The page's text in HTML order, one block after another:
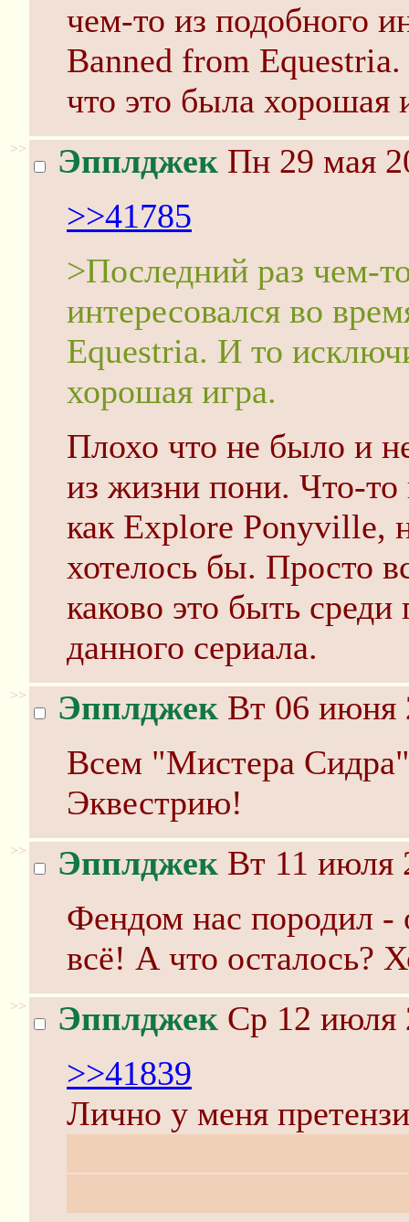
чем-то из подобного
Banned from
что это была хорошая
>> Эпплджек Пн 29 мая
>>41785
>Последний раз чем-
интересовался во
Equestria. И то
хорошая игра.
Плохо что не было и
из жизни пони. Что-то
как Explore Ponyville,
хотелось бы. Просто
каково это быть
данного сериала.
>> Эпплджек Вт 06 июня
Всем "Мистера
Эквестрию!
>> Эпплджек Вт 11 июля
Фендом нас породил -
всё! А что осталось?
>> Эпплджек Ср 12 июля
>>41839
Лично у меня